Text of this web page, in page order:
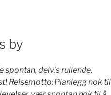
by
spontan, delvis rullende,
Reisemotto: Planlegg nok til